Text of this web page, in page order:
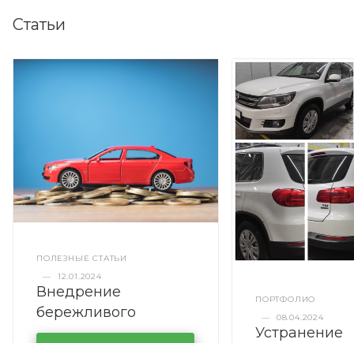
Статьи
ПОЛЕЗНЫЕ СТАТЬИ
—
12.01.2024
Внедрение
бережливого
производства в
ПОРТФОЛИО
—
08.04.2024
Устранение